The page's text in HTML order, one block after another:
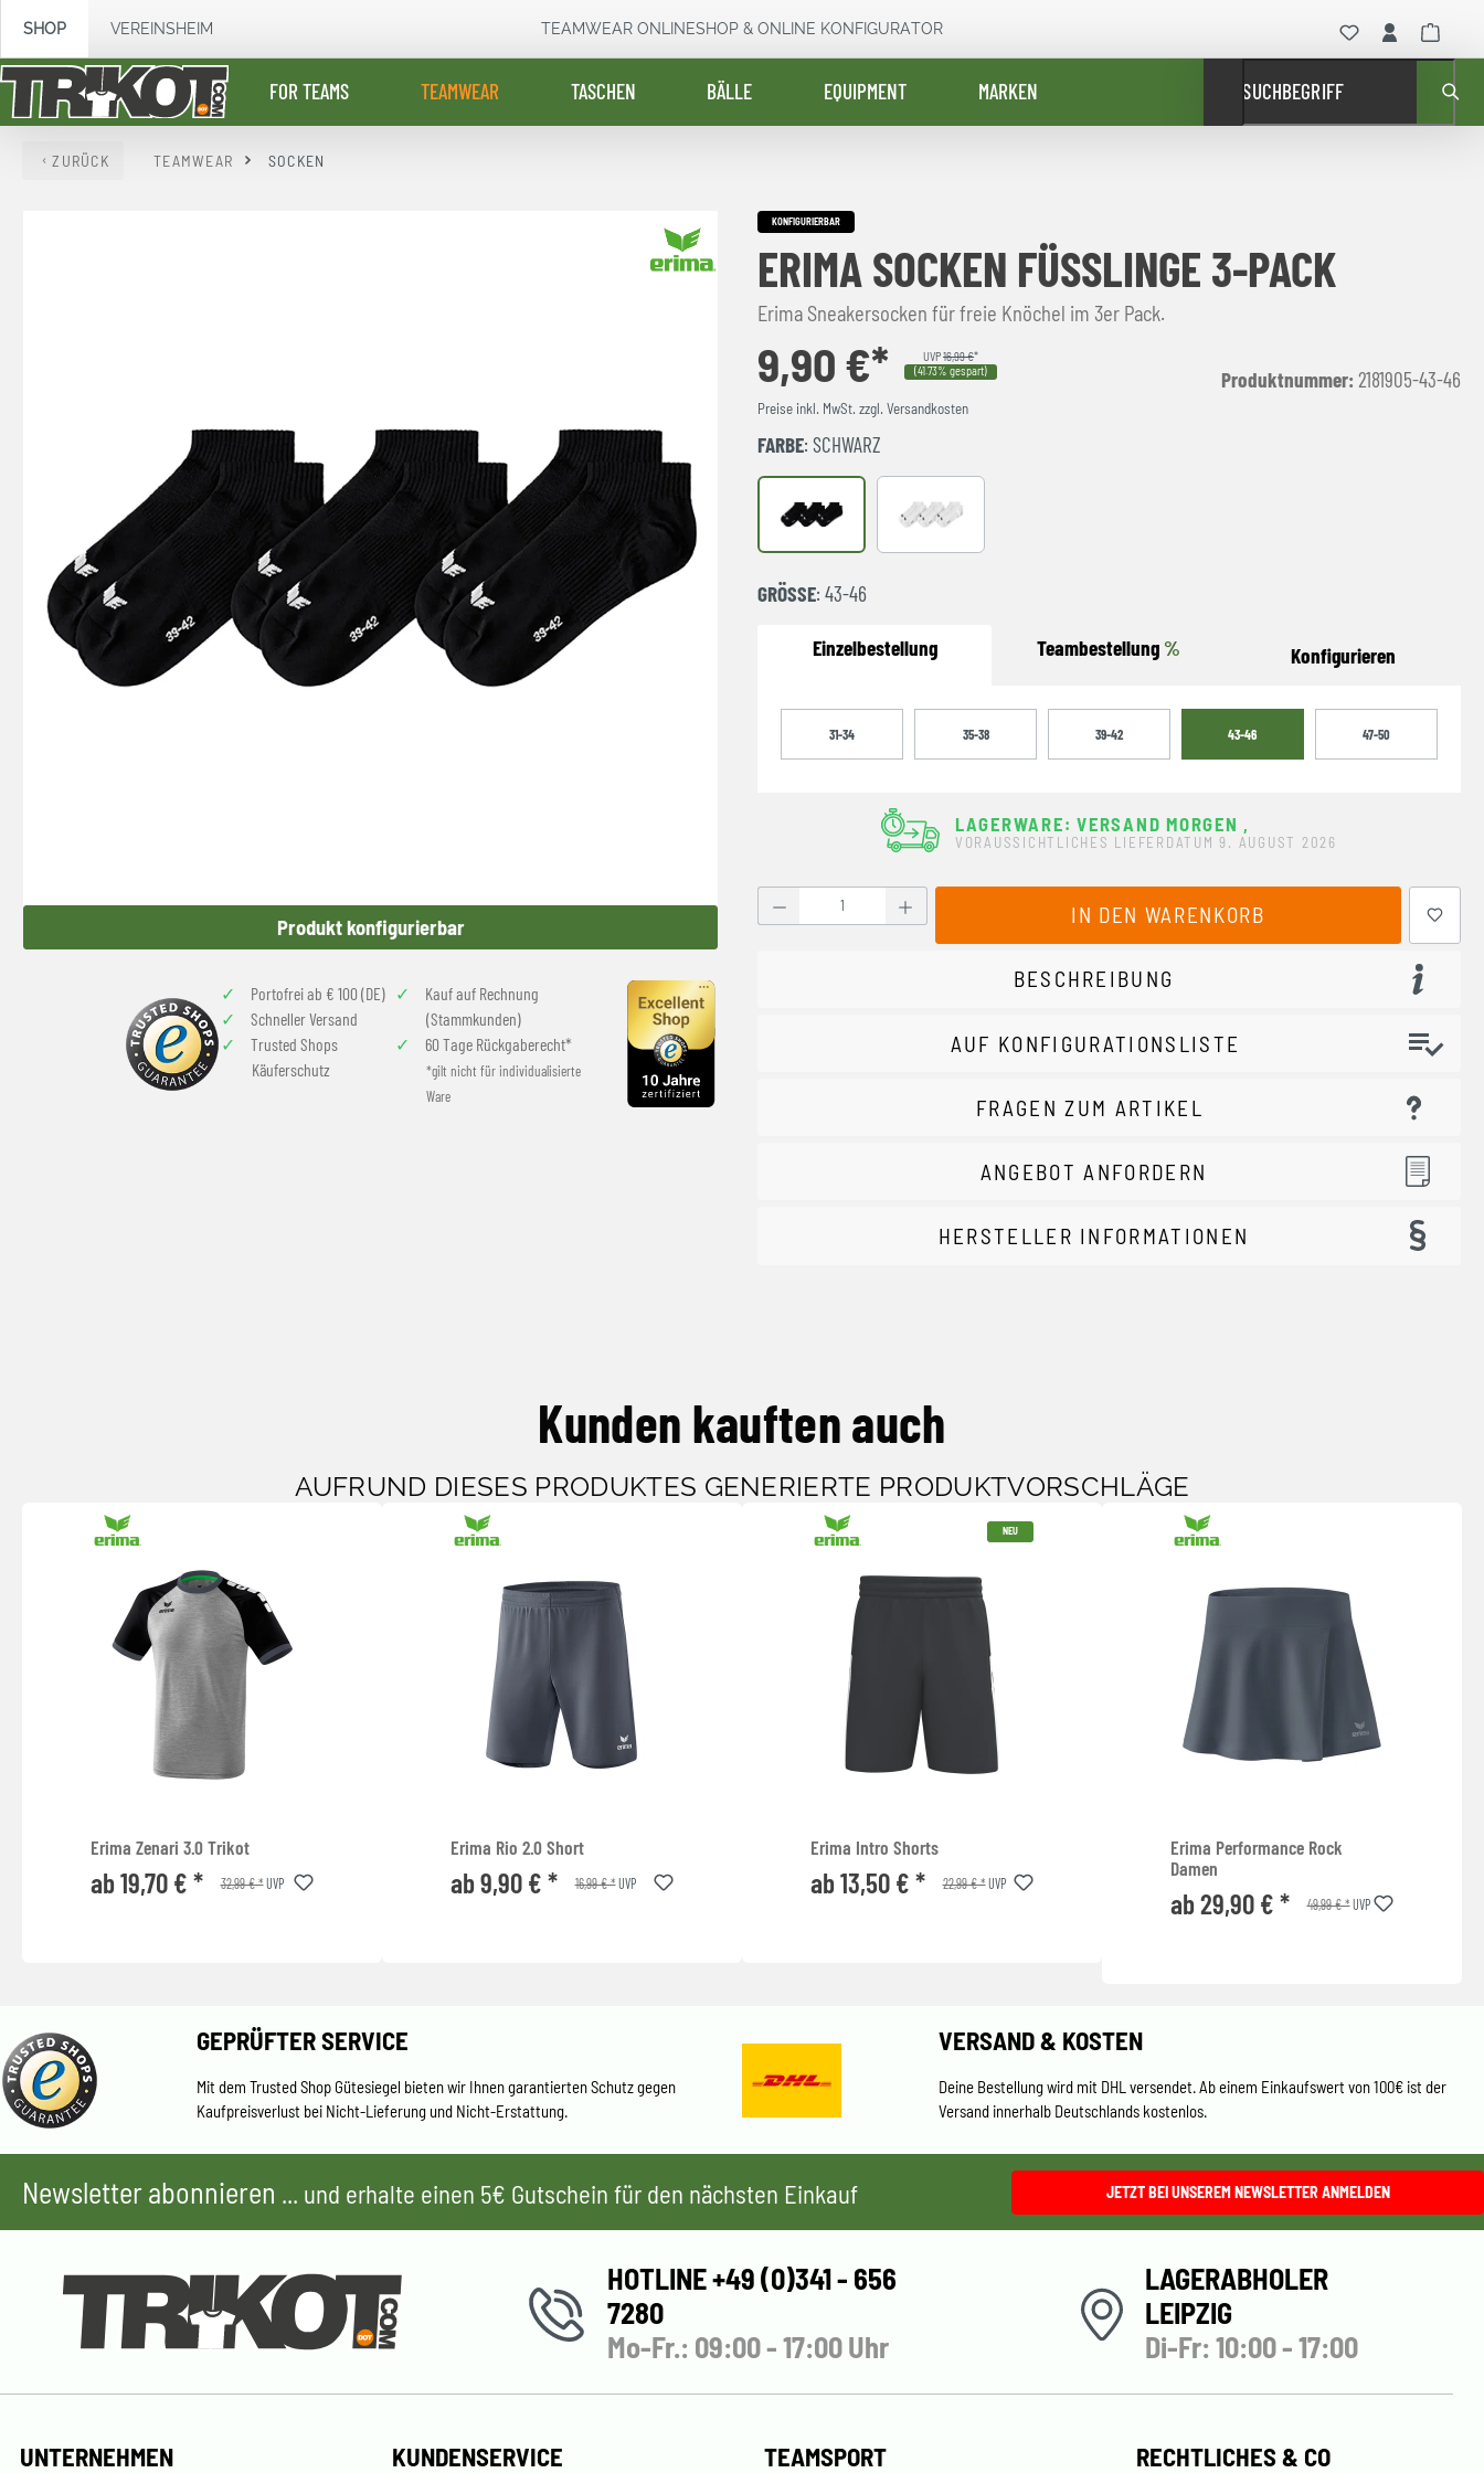
Zur Hauptnavigation springen
SHOP VEREINSHEIM TEAMWEAR ONLINESHOP & ONLINE KONFIGURATOR
FOR TEAMS TEAMWEAR TASCHEN BÄLLE EQUIPMENT MARKEN SUCHBEGRIFF
ZURÜCK TEAMWEAR SOCKEN
Produkt konfigurierbar
Portofrei ab € 100 (DE)
Schneller Versand
Trusted Shops
Käuferschutz
Kauf auf Rechnung
(Stammkunden)
60 Tage Rückgaberecht*
*gilt nicht für individualisierte
Ware
KONFIGURIERBAR
ERIMA SOCKEN FÜSSLINGE 3-PACK
Erima Sneakersocken für freie Knöchel im 3er Pack.
9,90 €* UVP16,99 €*
(41.73% gespart)
Preise inkl. MwSt. zzgl. Versandkosten
Produktnummer: 2181905-43-46
FARBE: SCHWARZ
schwarz weiß
GRÖSSE : 43-46
Einzelbestellung Teambestellung % Konfigurieren
31-34 35-38 39-42 43-46 47-50
LAGERWARE: VERSAND MORGEN ,
VORAUSSICHTLICHES LIEFERDATUM 9. AUGUST 2026
Produkt Anzahl: Gib den gewünschten Wert ein oder benutze die Schaltflächen
IN DEN WARENKORB
BESCHREIBUNG
AUF KONFIGURATIONSLISTE
FRAGEN ZUM ARTIKEL
ANGEBOT ANFORDERN
HERSTELLER INFORMATIONEN
Kunden kauften auch
AUFRUND DIESES PRODUKTES GENERIERTE PRODUKTVORSCHLÄGE
Erima Zenari 3.0 Trikot
ab 19,70 € * 32,99 € *UVP
Erima Rio 2.0 Short
ab 9,90 € * 16,99 € *UVP
NEU
Erima Intro Shorts
ab 13,50 € * 22,99 € *UVP
Erima Performance Rock
Damen
ab 29,90 € * 49,99 € *UVP
GEPRÜFTER SERVICE
Mit dem Trusted Shop Gütesiegel bieten wir Ihnen garantierten Schutz gegen
Kaufpreisverlust bei Nicht-Lieferung und Nicht-Erstattung.
VERSAND & KOSTEN
Deine Bestellung wird mit DHL versendet. Ab einem Einkaufswert von 100€ ist der
Versand innerhalb Deutschlands kostenlos.
Newsletter abonnieren ... und erhalte einen 5€ Gutschein für den nächsten Einkauf JETZT BEI UNSEREM NEWSLETTER ANMELDEN
HOTLINE +49 (0)341 - 656
7280
Mo-Fr.: 09:00 - 17:00 Uhr
LAGERABHOLER
LEIPZIG
Di-Fr: 10:00 - 17:00
UNTERNEHMEN KUNDENSERVICE TEAMSPORT RECHTLICHES & CO